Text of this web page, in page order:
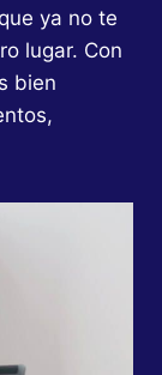
ya no te
lugar. Con
bien